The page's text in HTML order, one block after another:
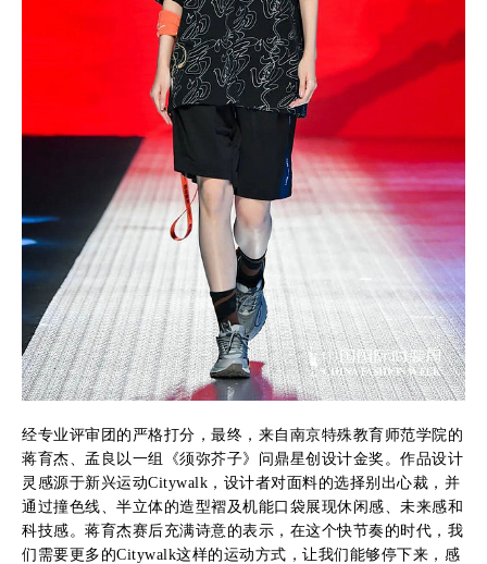
经专业评审团的严格打分，最终，来自南京特殊教育师范学院的
蒋育杰、孟良以一组《须弥芥子》问鼎星创设计金奖。作品设计
灵感源于新兴运动Citywalk，设计者对面料的选择别出心裁，并
通过撞色线、半立体的造型褶及机能口袋展现休闲感、未来感和
科技感。蒋育杰赛后充满诗意的表示，在这个快节奏的时代，我
们需要更多的Citywalk这样的运动方式，让我们能够停下来，感